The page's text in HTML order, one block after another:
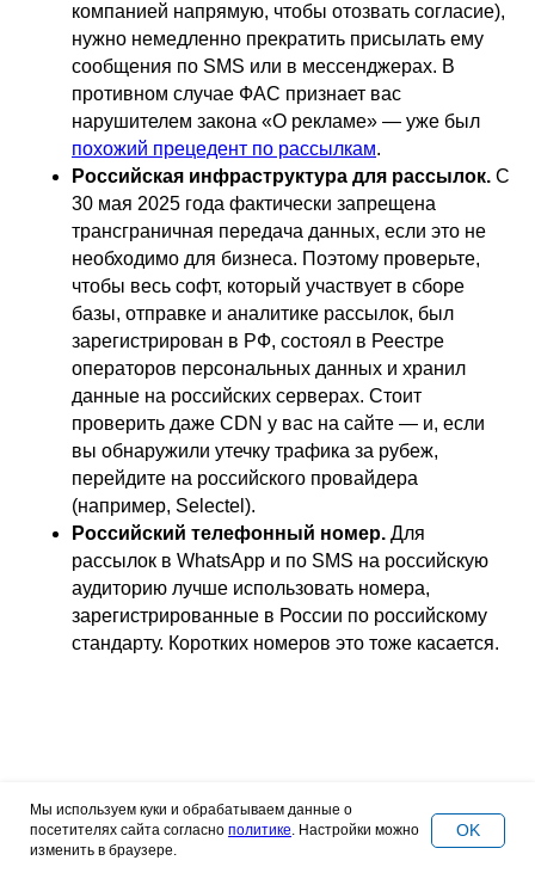
компанией напрямую, чтобы отозвать согласие),
нужно немедленно прекратить присылать ему
сообщения по SMS или в мессенджерах. В
противном случае ФАС признает вас
нарушителем закона «О рекламе» — уже был
похожий прецедент по рассылкам.
Российская инфраструктура для рассылок. С
30 мая 2025 года фактически запрещена
трансграничная передача данных, если это не
необходимо для бизнеса. Поэтому проверьте,
чтобы весь софт, который участвует в сборе
базы, отправке и аналитике рассылок, был
зарегистрирован в РФ, состоял в Реестре
операторов персональных данных и хранил
данные на российских серверах. Стоит
проверить даже CDN у вас на сайте — и, если
вы обнаружили утечку трафика за рубеж,
перейдите на российского провайдера
(например, Selectel).
Российский телефонный номер. Для
рассылок в WhatsApp и по SMS на российскую
аудиторию лучше использовать номера,
зарегистрированные в России по российскому
стандарту. Коротких номеров это тоже касается.
Бонус: Требования
Мы используем куки и обрабатываем данные о
посетителях сайта согласно политике. Настройки можно
изменить в браузере.
OK